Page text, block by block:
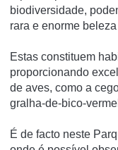
biodiversidade,
rara e enorme
Estas constituem
proporcionando
de aves, como a
gralha-de-bico-
É de facto neste